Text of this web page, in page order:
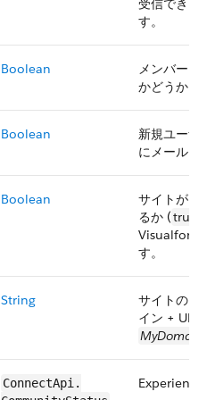
受信できる
す。
Boolean
メンバーに
かどうかを
Boolean
新規ユーザ
にメールを
Boolean
サイトがエ
るか (true
Visualforce
す。
String
サイトの
イン + URL
ConnectApi.​